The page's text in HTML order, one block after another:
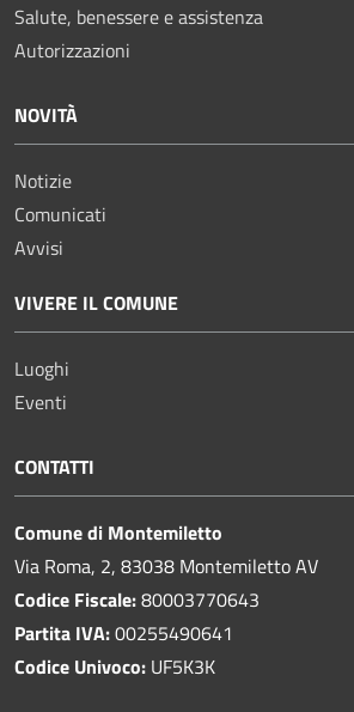
Salute, benessere e assistenza
Autorizzazioni
NOVITÀ
Notizie
Comunicati
Avvisi
VIVERE IL COMUNE
Luoghi
Eventi
CONTATTI
Comune di Montemiletto
Via Roma, 2, 83038 Montemiletto AV
Codice Fiscale:80003770643
Partita IVA:00255490641
Codice Univoco: UF5K3K